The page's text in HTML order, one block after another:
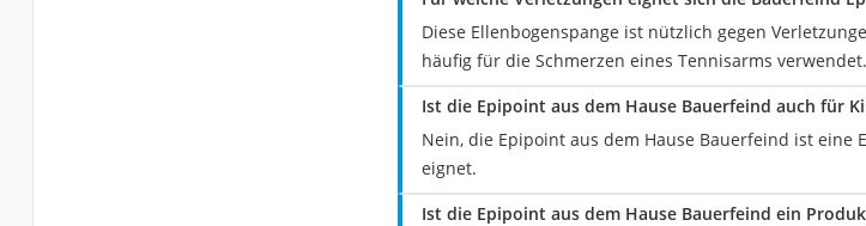
Diese Ellenbogenspange ist nützlich gegen
häufig für die Schmerzen eines Tennisarms verwendet.
Ist die Epipoint aus dem Hause Bauerfeind auch für
Nein, die Epipoint aus dem Hause Bauerfeind ist eine
eignet.
Ist die Epipoint aus dem Hause Bauerfeind ein